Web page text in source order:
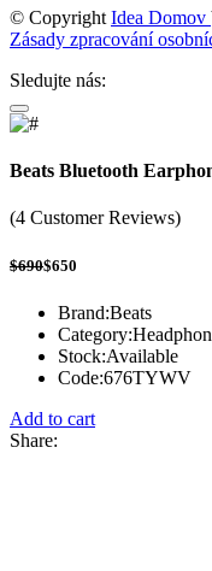
© Copyright Idea Domov
Zásady zpracování
Sledujte nás:
Beats Bluetooth
(4 Customer Reviews)
$690$650
Brand:Beats
Category:
Stock:Available
Code:676TYWV
Add to cart
Share: